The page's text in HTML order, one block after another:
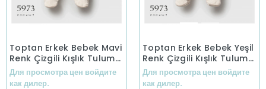
Toptan Erkek Bebek Mavi
Renk Çizgili Kışlık Tulum
(0-9 Ay)
Для просмотра цен войдите
как дилер.
Toptan Erkek Bebek Yeşil
Renk Çizgili Kışlık Tulum
(0-9 Ay)
Для просмотра цен войдите
как дилер.